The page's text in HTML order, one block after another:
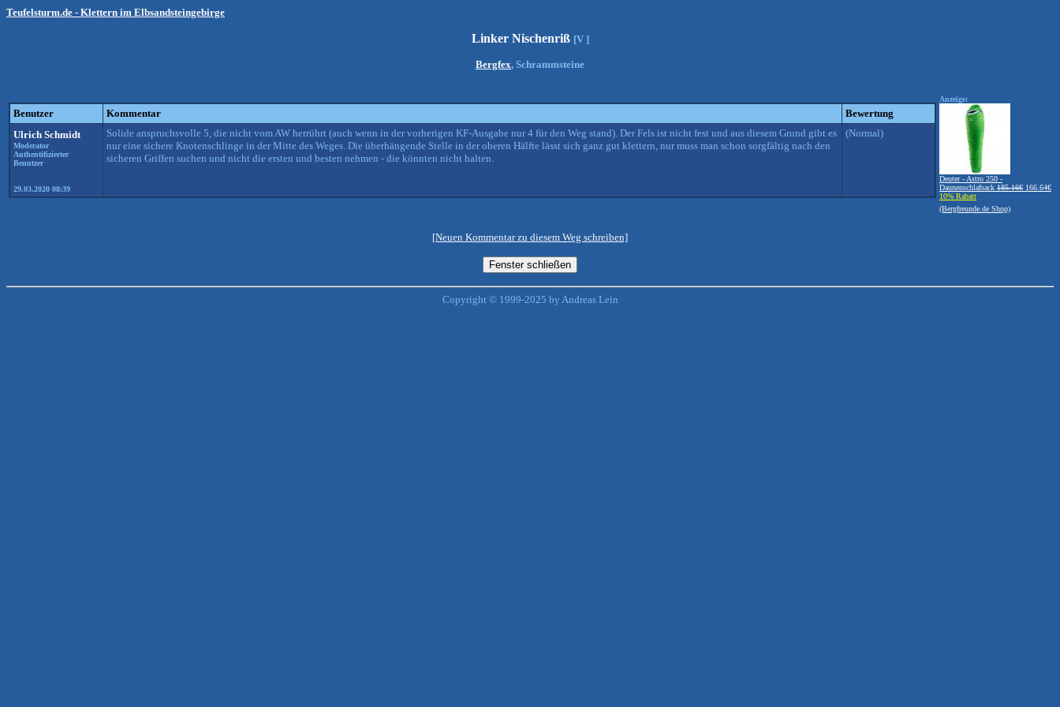
Teufelsturm.de - Klettern im Elbsandsteingebirge
Linker Nischenriß [V ]
Bergfex, Schrammsteine
Benutzer Kommentar
Bewertung
Ulrich Schmidt
Moderator
Authentifizierter
Benutzer
29.03.2020 08:39
Solide anspruchsvolle 5, die nicht vom AW herrührt (auch wenn in der vorherigen KF-Ausgabe nur 4 für den Weg stand). Der Fels ist nicht fest und aus diesem Grund gibt es
nur eine sichere Knotenschlinge in der Mitte des Weges. Die überhängende Stelle in der oberen Hälfte lässt sich ganz gut klettern, nur muss man schon sorgfältig nach den
sicheren Griffen suchen und nicht die ersten und besten nehmen - die könnten nicht halten.
(Normal)
Anzeige:
Deuter - Astro 250 -
Daunenschlafsack 185.16€ 166.64€
10% Rabatt
(Bergfreunde.de Shop)
[Neuen Kommentar zu diesem Weg schreiben]
Copyright © 1999-2025 by Andreas Lein